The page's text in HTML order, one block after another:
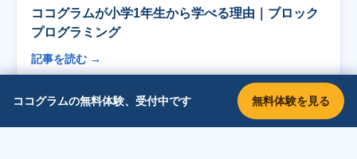
ココグラムが小学1年生から学べる理由｜ブロック
プログラミング
記事を読む →
ココグラムの無料体験、受付中です 無料体験を見る